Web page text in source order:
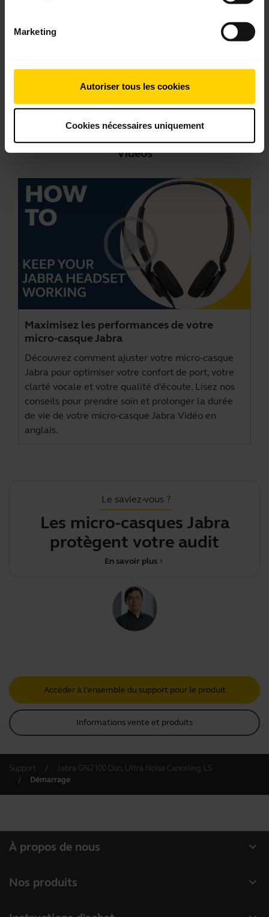
Marketing
Autoriser tous les cookies
Cookies nécessaires uniquement
Vidéos
Maximisez les performances de votre
micro-casque Jabra
Découvrez comment ajuster votre micro-casque
Jabra pour optimiser votre confort de port, votre
clarté vocale et votre qualité d'écoute. Lisez nos
conseils pour prendre soin et prolonger la durée
de vie de votre micro-casque Jabra Vidéo en
anglais.
Le saviez-vous ?
Les micro-casques Jabra
protègent votre audition
chevron_right
En savoir plus
Accéder à l'ensemble du support pour le produit
Informations vente et produits
Support
Jabra GN2100 Duo, Ultra Noise Canceling, LS
Démarrage
expand_more
À propos de nous
expand_more
Nos produits